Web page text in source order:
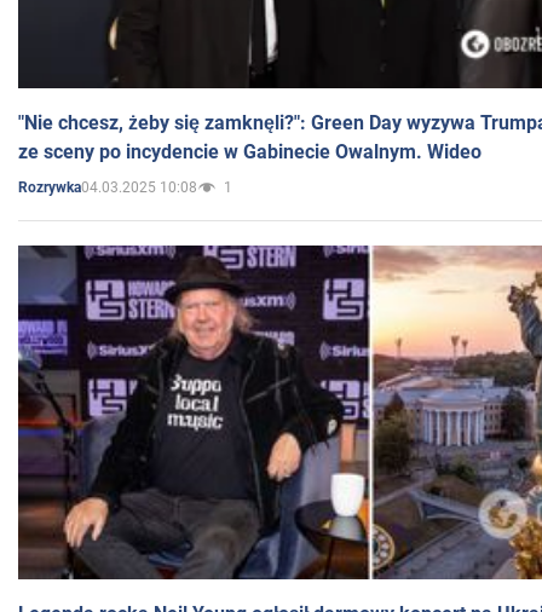
"Nie chcesz, żeby się zamknęli?": Green Day wyzywa
ze sceny po incydencie w Gabinecie Owalnym. Wideo
Rozrywka04.03.2025 10:08 1